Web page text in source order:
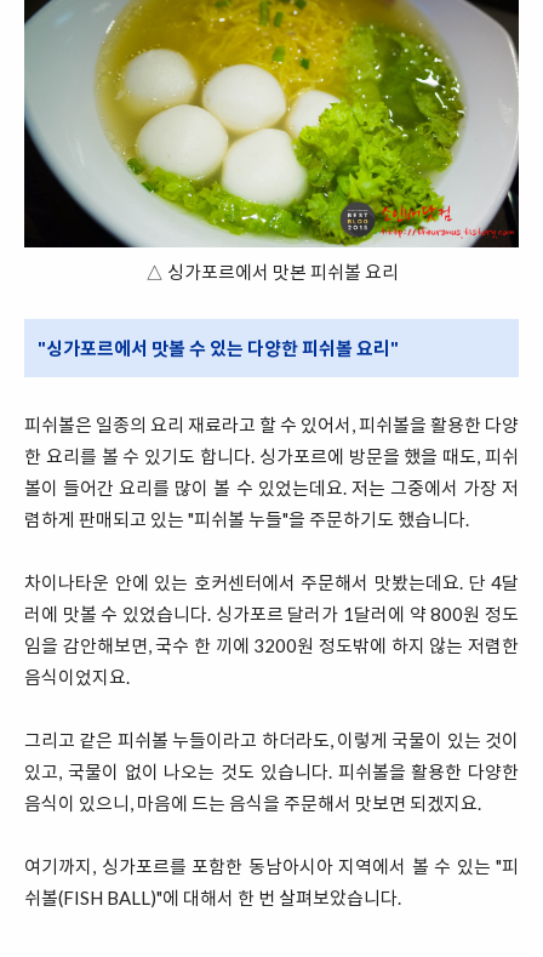
△ 싱가포르에서 맛본 피쉬볼 요리
"싱가포르에서 맛볼 수 있는 다양한 피쉬볼 요리"
피쉬볼은 일종의 요리 재료라고 할 수 있어서, 피쉬볼을 활용한 다양
한 요리를 볼 수 있기도 합니다. 싱가포르에 방문을 했을 때도, 피쉬
볼이 들어간 요리를 많이 볼 수 있었는데요. 저는 그중에서 가장 저
렴하게 판매되고 있는 "피쉬볼 누들"을 주문하기도 했습니다.
차이나타운 안에 있는 호커센터에서 주문해서 맛봤는데요. 단 4달
러에 맛볼 수 있었습니다. 싱가포르 달러가 1달러에 약 800원 정도
임을 감안해보면, 국수 한 끼에 3200원 정도밖에 하지 않는 저렴한
음식이었지요.
그리고 같은 피쉬볼 누들이라고 하더라도, 이렇게 국물이 있는 것이
있고, 국물이 없이 나오는 것도 있습니다. 피쉬볼을 활용한 다양한
음식이 있으니, 마음에 드는 음식을 주문해서 맛보면 되겠지요.
여기까지, 싱가포르를 포함한 동남아시아 지역에서 볼 수 있는 "피
쉬볼(FISH BALL)"에 대해서 한 번 살펴보았습니다.